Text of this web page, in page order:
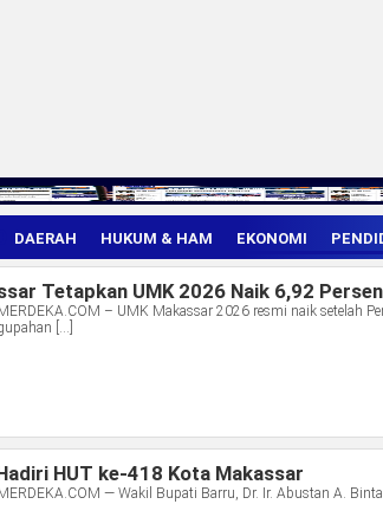
DAERAH HUKUM & HAM EKONOMI
Tetapkan UMK 2026 Naik 6,92 Persen
– UMK Makassar 2026 resmi naik setelah
[…]
HUT ke-418 Kota Makassar
— Wakil Bupati Barru, Dr. Ir. Abustan A.